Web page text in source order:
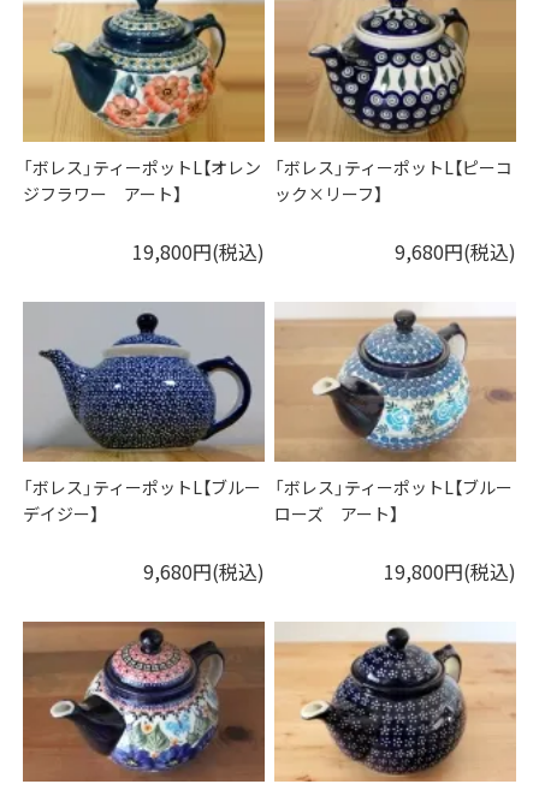
「ボレス」ティーポットL【オレン
ジフラワー アート】
19,800円(税込)
「ボレス」ティーポットL【ピーコ
ック×リーフ】
9,680円(税込)
「ボレス」ティーポットL【ブルー
デイジー】
9,680円(税込)
「ボレス」ティーポットL【ブルー
ローズ アート】
19,800円(税込)